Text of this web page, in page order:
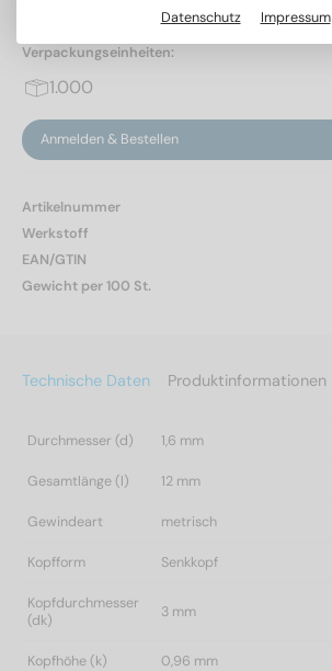
Senkschrauben mit Schlitz
Verpackungseinheiten:
1.000
Anmelden & Bestellen
Artikelnummer
Werkstoff
EAN/GTIN
Gewicht per 100 St.
Technische Daten Produktinformationen
Durchmesser (d) 1,6 mm
Gesamtlänge (l) 12 mm
Gewindeart metrisch
Kopfform Senkkopf
Kopfdurchmesser
(dk)
3 mm
Kopfhöhe (k) 0,96 mm
Datenschutz Impressum